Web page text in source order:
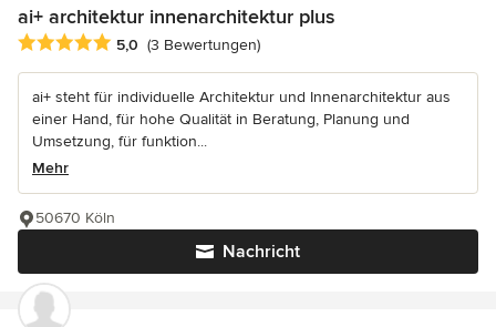
ai+ architektur innenarchitektur plus
Durchschnittliche Bewertung: 5 von 5 Sternen
5,0 (3 Bewertungen)
ai+ steht für individuelle Architektur und Innenarchitektur aus
einer Hand, für hohe Qualität in Beratung, Planung und
Umsetzung, für funktion...
Mehr
Nachricht
50670 Köln